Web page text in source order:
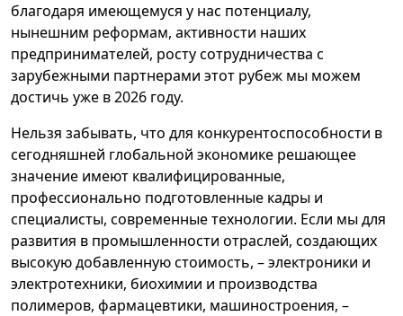
благодаря имеющемуся у нас потенциалу,
нынешним реформам, активности наших
предпринимателей, росту сотрудничества с
зарубежными партнерами этот рубеж мы можем
достичь уже в 2026 году.
Нельзя забывать, что для конкурентоспособности в
сегодняшней глобальной экономике решающее
значение имеют квалифицированные,
профессионально подготовленные кадры и
специалисты, современные технологии. Если мы для
развития в промышленности отраслей, создающих
высокую добавленную стоимость, – электроники и
электротехники, биохимии и производства
полимеров, фармацевтики, машиностроения, –